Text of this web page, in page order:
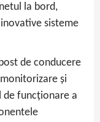
la bord,
sisteme
de conducere
și
de funcționare a